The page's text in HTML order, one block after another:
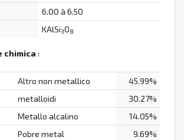
6.00 à 6.50
KAlSi3O8
chimica :
Altro non metallico
45.99%
metalloidi
30.27%
Metallo alcalino
14.05%
Pobre metal
9.69%